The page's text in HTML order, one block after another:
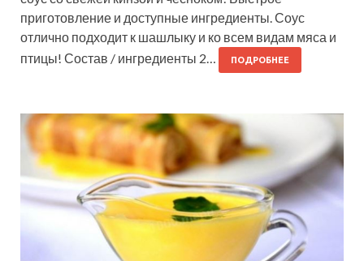
приготовление и доступные ингредиенты. Соус
отлично подходит к шашлыку и ко всем видам мяса и
птицы! Состав / ингредиенты 2…
ПОДРОБНЕЕ